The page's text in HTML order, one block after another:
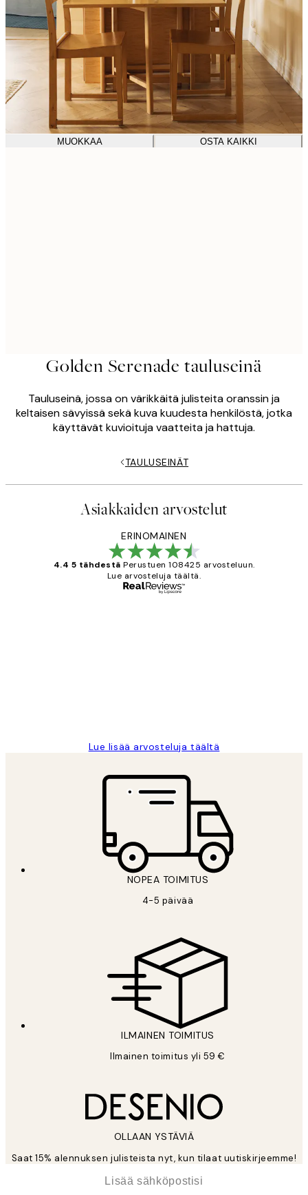
MUOKKAA OSTA KAIKKI
Golden Serenade tauluseinä
Tauluseinä, jossa on värikkäitä julisteita oranssin ja
keltaisen sävyissä sekä kuva kuudesta henkilöstä, jotka
käyttävät kuvioituja vaatteita ja hattuja.
TAULUSEINÄT
Asiakkaiden arvostelut
ERINOMAINEN
4.4 5 tähdestä Perustuen 108425 arvosteluun.
Lue arvosteluja täältä.
Lue lisää arvosteluja täältä
NOPEA TOIMITUS
4-5 päivää
ILMAINEN TOIMITUS
Ilmainen toimitus yli 59 €
OLLAAN YSTÄVIÄ
Saat 15% alennuksen julisteista nyt, kun tilaat uutiskirjeemme!